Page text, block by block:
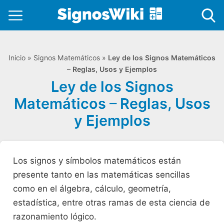
Inicio » Signos Matemáticos » Ley de los Signos Matemáticos
– Reglas, Usos y Ejemplos
Ley de los Signos
Matemáticos – Reglas, Usos
y Ejemplos
Los signos y símbolos matemáticos están
presente tanto en las matemáticas sencillas
como en el álgebra, cálculo, geometría,
estadística, entre otras ramas de esta ciencia de
razonamiento lógico.